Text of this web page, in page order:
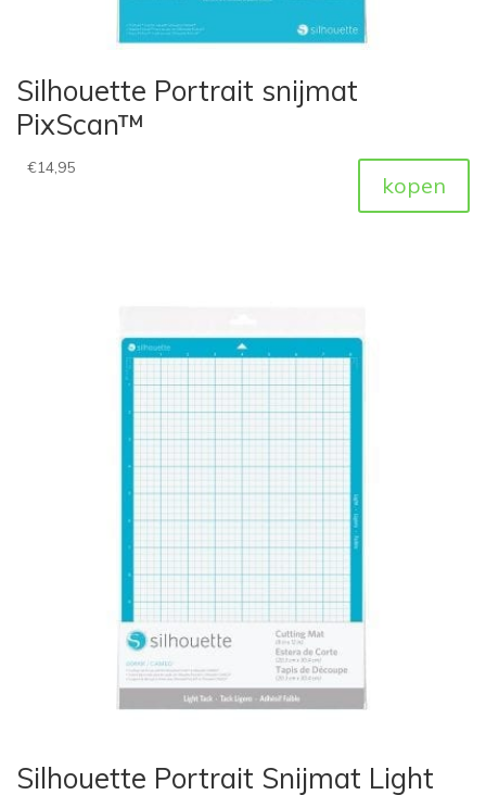
Silhouette Portrait snijmat
PixScan™
€14,95
kopen
Silhouette Portrait Snijmat Light